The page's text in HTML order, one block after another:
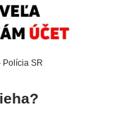
Polícia SR